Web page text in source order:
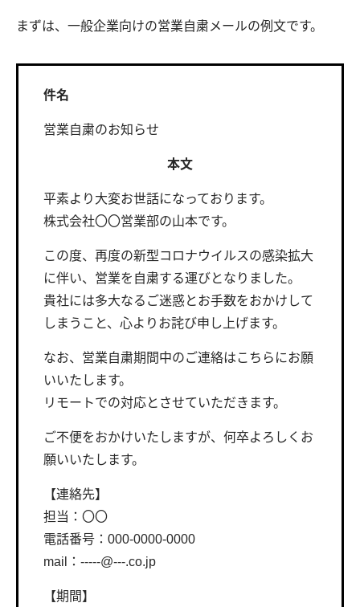
まずは、一般企業向けの営業自粛メールの例文です。
件名
営業自粛のお知らせ
本文
平素より大変お世話になっております。
株式会社〇〇営業部の山本です。
この度、再度の新型コロナウイルスの感染拡大
に伴い、営業を自粛する運びとなりました。
貴社には多大なるご迷惑とお手数をおかけして
しまうこと、心よりお詫び申し上げます。
なお、営業自粛期間中のご連絡はこちらにお願
いいたします。
リモートでの対応とさせていただきます。
ご不便をおかけいたしますが、何卒よろしくお
願いいたします。
【連絡先】
担当：〇〇
電話番号：000-0000-0000
mail：-----@---.co.jp
【期間】